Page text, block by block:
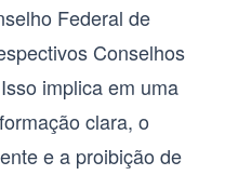
Federal de
Conselhos
implica em uma
clara, o
e a proibição de